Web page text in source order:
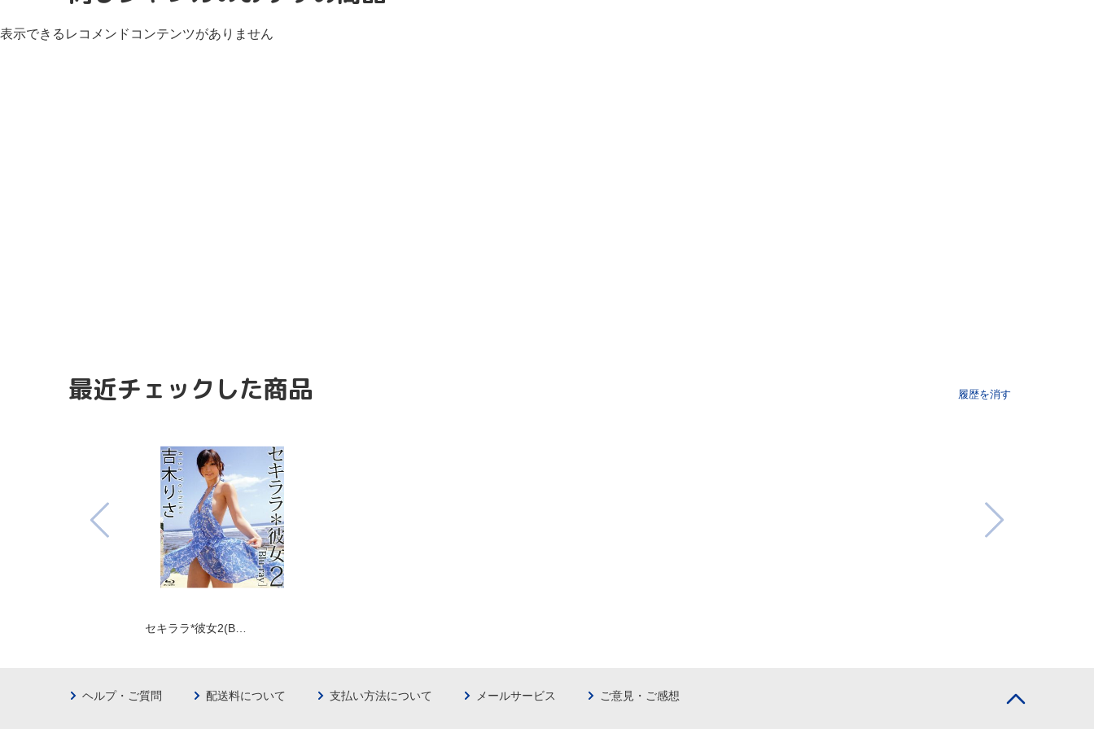
表示できるレコメンドコンテンツがありません
最近チェックした商品 履歴を消す
セキララ*彼女2(B…
ヘルプ・ご質問 配送料について 支払い方法について メールサービス ご意見・ご感想